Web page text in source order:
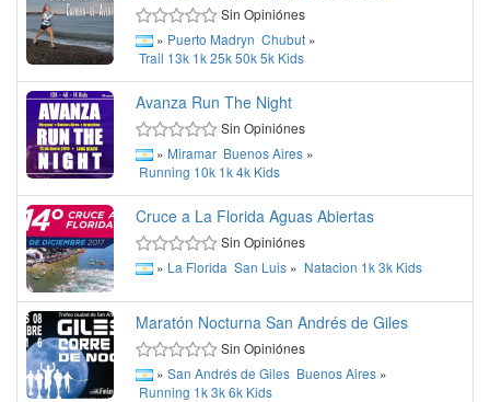
Sin Opiniónes
» Puerto Madryn Chubut »
Trail 13k 1k25k50k5k Kids
Avanza Run The Night
Sin Opiniónes
» Miramar Buenos Aires »
Running 10k 1k4k Kids
Cruce a La Florida Aguas Abiertas
Sin Opiniónes
» La Florida San Luis » Natacion 1k3k Kids
Maratón Nocturna San Andrés de Giles
Sin Opiniónes
» San Andrés de Giles Buenos Aires »
Running 1k3k6k Kids